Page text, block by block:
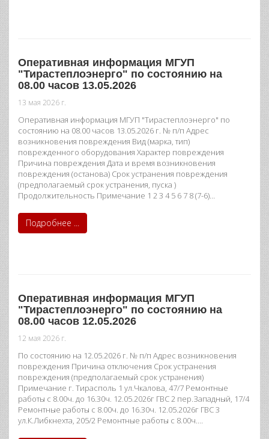
Оперативная информация МГУП
"Тирастеплоэнерго" по состоянию на
08.00 часов 13.05.2026
13 мая 2026 г.
Оперативная информация МГУП "Тирастеплоэнерго" по
состоянию на 08.00 часов 13.05.2026 г. № п/п Адрес
возникновения повреждения Вид (марка, тип)
поврежденного оборудования Характер повреждения
Причина повреждения Дата и время возникновения
повреждения (останова) Срок устранения повреждения
(предполагаемый срок устранения, пуска )
Продолжительность Примечание 1 2 3 4 5 6 7 8 (7-6)…
Подробнее ...
Оперативная информация МГУП
"Тирастеплоэнерго" по состоянию на
08.00 часов 12.05.2026
12 мая 2026 г.
По состоянию на 12.05.2026 г. № п/п Адрес возникновения
повреждения Причина отключения Срок устранения
повреждения (предполагаемый срок устранения)
Примечание г. Тирасполь 1 ул.Чкалова, 47/7 Ремонтные
работы с 8.00ч. до 16.30ч. 12.05.2026г ГВС 2 пер.Западный, 17/4
Ремонтные работы с 8.00ч. до 16.30ч. 12.05.2026г ГВС 3
ул.К.Либкнехта, 205/2 Ремонтные работы с 8.00ч.…